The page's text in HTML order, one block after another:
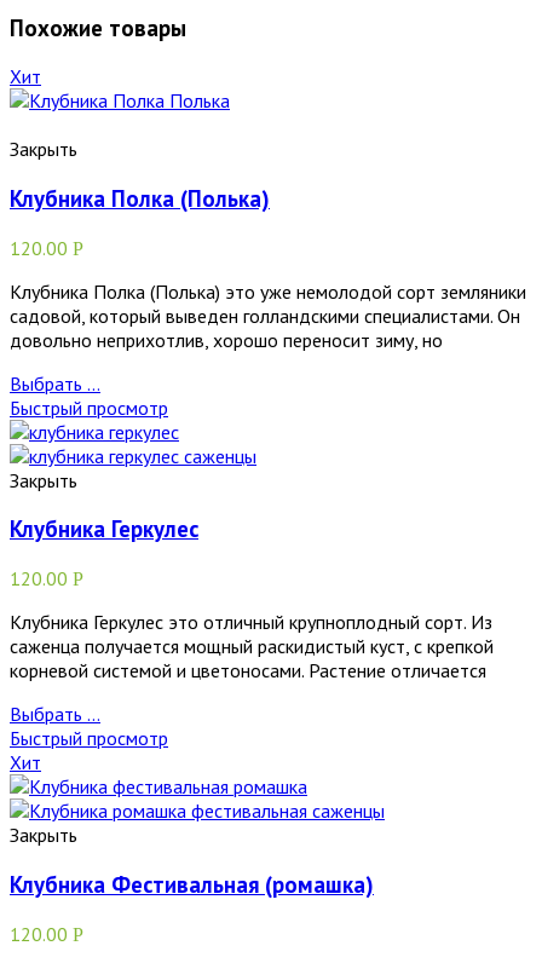
Похожие товары
Хит
Закрыть
Клубника Полка (Полька)
120.00 Р
Клубника Полка (Полька) это уже немолодой сорт земляники
садовой, который выведен голландскими специалистами. Он
довольно неприхотлив, хорошо переносит зиму, но
Выбрать ...
Быстрый просмотр
Закрыть
Клубника Геркулес
120.00 Р
Клубника Геркулес это отличный крупноплодный сорт. Из
саженца получается мощный раскидистый куст, с крепкой
корневой системой и цветоносами. Растение отличается
Выбрать ...
Быстрый просмотр
Хит
Закрыть
Клубника Фестивальная (ромашка)
120.00 Р